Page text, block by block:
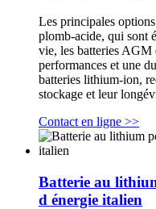
Les principales
plomb-acide, qui sont
vie, les batteries
performances et une
batteries lithium-ion,
stockage et leur
Contact en ligne >>
Batterie au
d énergie italien